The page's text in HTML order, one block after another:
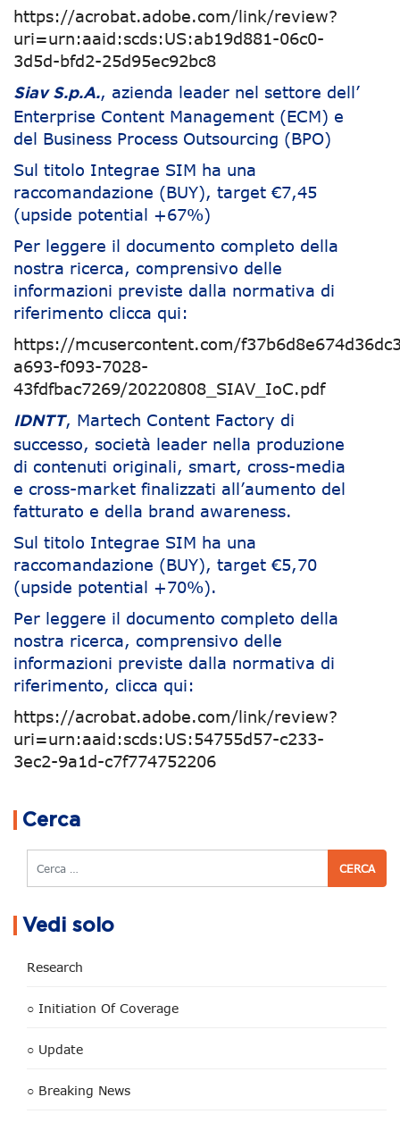
https://acrobat.adobe.com/link/review?
uri=urn:aaid:scds:US:ab19d881-06c0-
3d5d-bfd2-25d95ec92bc8
Siav S.p.A., azienda leader nel settore dell’
Enterprise Content Management (ECM) e
del Business Process Outsourcing (BPO)
Sul titolo Integrae SIM ha una
raccomandazione (BUY), target €7,45
(upside potential +67%)
Per leggere il documento completo della
nostra ricerca, comprensivo delle
informazioni previste dalla normativa di
riferimento clicca qui:
https://mcusercontent.com/
a693-f093-7028-
43fdfbac7269/20220808_SIAV_IoC.pdf
IDNTT, Martech Content Factory di
successo, società leader nella produzione
di contenuti originali, smart, cross-media
e cross-market finalizzati all’aumento del
fatturato e della brand awareness.
Sul titolo Integrae SIM ha una
raccomandazione (BUY), target €5,70
(upside potential +70%).
Per leggere il documento completo della
nostra ricerca, comprensivo delle
informazioni previste dalla normativa di
riferimento, clicca qui:
https://acrobat.adobe.com/link/review?
uri=urn:aaid:scds:US:54755d57-c233-
3ec2-9a1d-c7f774752206
Cerca
Cerca
Vedi solo
Research
○ Initiation Of Coverage
○ Update
○ Breaking News